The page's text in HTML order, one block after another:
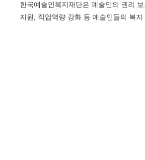
한국예술인복지재단은 예술인의 권리 보
지원, 직업역량 강화 등 예술인들의 복지